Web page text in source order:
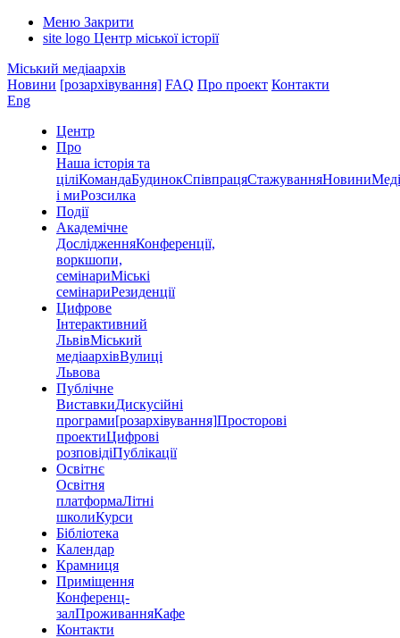
Меню Закрити
site logo Центр міської історії
Міський медіаархів
Новини [розархівування] FAQ Про проект Контакти
Eng
Центр
Про
Наша історія та
ціліКомандаБудинокСпівпрацяСтажуванняНовини
і миРозсилка
Події
Академічне
ДослідженняКонференції,
воркшопи,
семінариМіські
семінариРезиденції
Цифрове
Інтерактивний
ЛьвівМіський
медіаархівВулиці
Львова
Публічне
ВиставкиДискусійні
програми[розархівування]Просторові
проектиЦифрові
розповідіПублікації
Освітнє
Освітня
платформаЛітні
школиКурси
Бібліотека
Календар
Крамниця
Приміщення
Конференц-
залПроживанняКафе
Контакти